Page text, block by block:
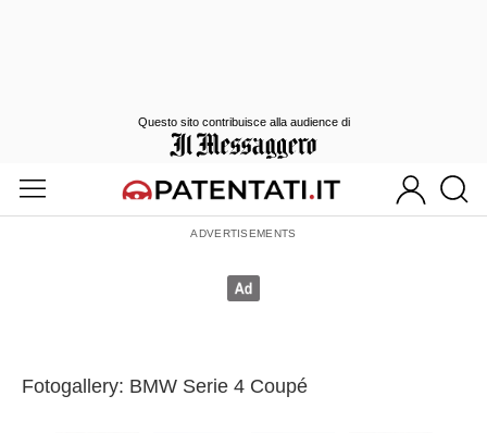
Fotogallery: BMW Serie 4 Coupé
Questo sito contribuisce alla audience di